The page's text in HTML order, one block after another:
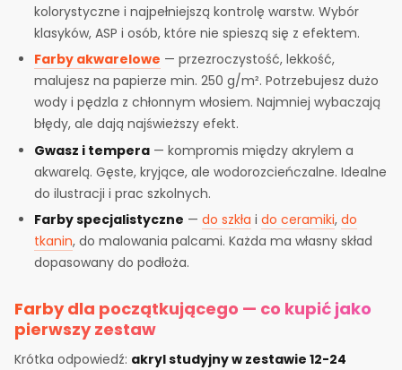
kolorystyczne i najpełniejszą kontrolę warstw. Wybór
klasyków, ASP i osób, które nie spieszą się z efektem.
Farby akwarelowe — przezroczystość, lekkość,
malujesz na papierze min. 250 g/m². Potrzebujesz dużo
wody i pędzla z chłonnym włosiem. Najmniej wybaczają
błędy, ale dają najświeższy efekt.
Gwasz i tempera — kompromis między akrylem a
akwarelą. Gęste, kryjące, ale wodorozcieńczalne. Idealne
do ilustracji i prac szkolnych.
Farby specjalistyczne —do szkła ido ceramiki,do
tkanin, do malowania palcami. Każda ma własny skład
dopasowany do podłoża.
Farby dla początkującego — co kupić jako
pierwszy zestaw
Krótka odpowiedź: akryl studyjny w zestawie 12-24